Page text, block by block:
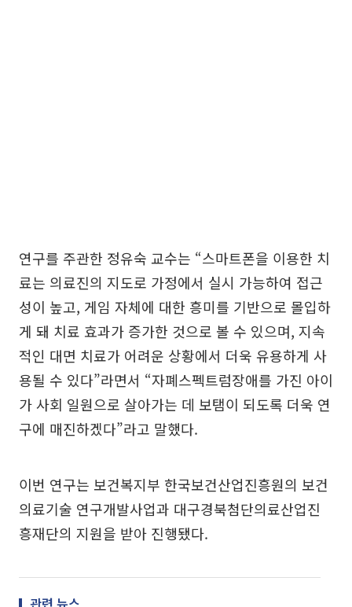
연구를 주관한 정유숙 교수는 “스마트폰을 이용한 치
료는 의료진의 지도로 가정에서 실시 가능하여 접근
성이 높고, 게임 자체에 대한 흥미를 기반으로 몰입하
게 돼 치료 효과가 증가한 것으로 볼 수 있으며, 지속
적인 대면 치료가 어려운 상황에서 더욱 유용하게 사
용될 수 있다”라면서 “자폐스펙트럼장애를 가진 아이
가 사회 일원으로 살아가는 데 보탬이 되도록 더욱 연
구에 매진하겠다”라고 말했다.
이번 연구는 보건복지부 한국보건산업진흥원의 보건
의료기술 연구개발사업과 대구경북첨단의료산업진
흥재단의 지원을 받아 진행됐다.
관련 뉴스